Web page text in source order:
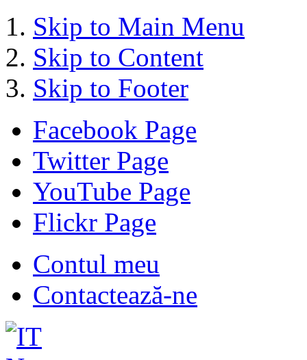
Skip to Main Menu
Skip to Content
Skip to Footer
Facebook Page
Twitter Page
YouTube Page
Flickr Page
Contul meu
Contactează-ne